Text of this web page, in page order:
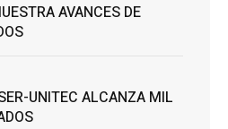
AVANCES DE
UNITEC ALCANZA MIL